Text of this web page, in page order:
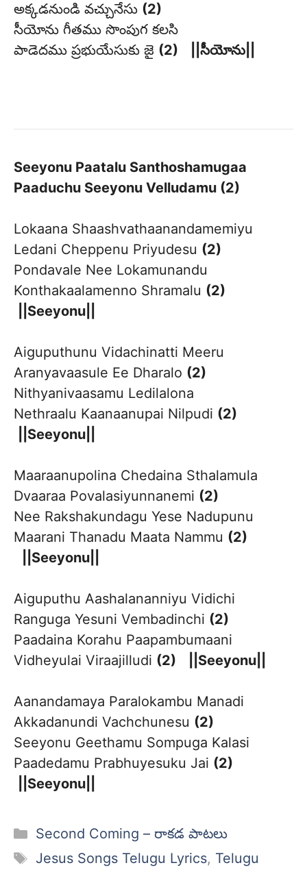
అక్కడనుండి వచ్చునేసు (2)
సీయోను గీతము సొంపుగ కలసి
పాడెదము ప్రభుయేసుకు జై (2) ||సీయోను||
Seeyonu Paatalu Santhoshamugaa
Paaduchu Seeyonu Velludamu (2)
Lokaana Shaashvathaanandamemiyu
Ledani Cheppenu Priyudesu (2)
Pondavale Nee Lokamunandu
Konthakaalamenno Shramalu (2)
||Seeyonu||
Aiguputhunu Vidachinatti Meeru
Aranyavaasule Ee Dharalo (2)
Nithyanivaasamu Ledilalona
Nethraalu Kaanaanupai Nilpudi (2)
||Seeyonu||
Maaraanupolina Chedaina Sthalamula
Dvaaraa Povalasiyunnanemi (2)
Nee Rakshakundagu Yese Nadupunu
Maarani Thanadu Maata Nammu (2)
||Seeyonu||
Aiguputhu Aashalananniyu Vidichi
Ranguga Yesuni Vembadinchi (2)
Paadaina Korahu Paapambumaani
Vidheyulai Viraajilludi (2) ||Seeyonu||
Aanandamaya Paralokambu Manadi
Akkadanundi Vachchunesu (2)
Seeyonu Geethamu Sompuga Kalasi
Paadedamu Prabhuyesuku Jai (2)
||Seeyonu||
Categories
Second Coming – రాకడ పాటలు
Tags
Jesus Songs Telugu Lyrics, Telugu